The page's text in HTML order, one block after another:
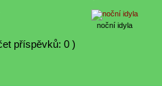
noční idyla
příspěvků: 0 )